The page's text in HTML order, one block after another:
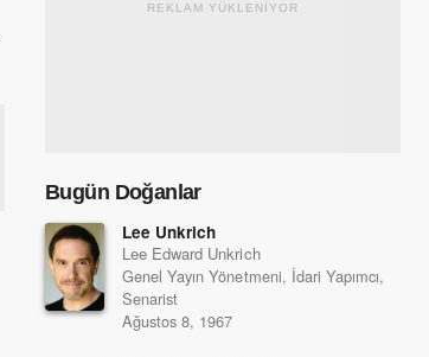
REKLAM YÜKLENİYOR
Bugün Doğanlar
Lee Unkrich
Lee Edward Unkrich
Genel Yayın Yönetmeni, İdari Yapımcı,
Senarist
Ağustos 8, 1967